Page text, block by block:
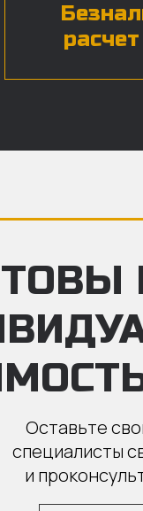
Оставьте
специалисты
и